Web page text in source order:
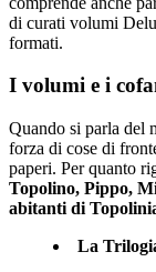
di curati volumi
formati.
I volumi e i
Quando si parla del
forza di cose di
paperi. Per quanto
Topolino, Pippo,
abitanti di
La